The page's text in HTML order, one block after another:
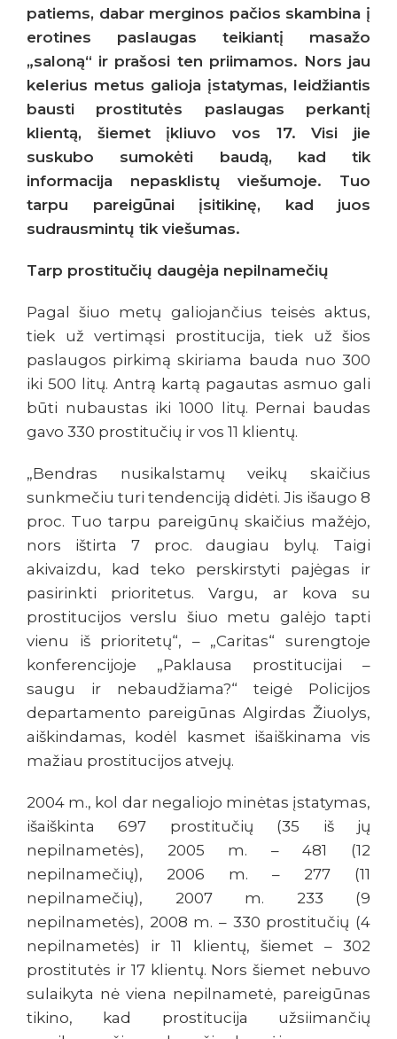
patiems, dabar merginos pačios skambina į
erotines paslaugas teikiantį masažo
„saloną“ ir prašosi ten priimamos. Nors jau
kelerius metus galioja įstatymas, leidžiantis
bausti prostitutės paslaugas perkantį
klientą, šiemet įkliuvo vos 17. Visi jie
suskubo sumokėti baudą, kad tik
informacija nepasklistų viešumoje. Tuo
tarpu pareigūnai įsitikinę, kad juos
sudrausmintų tik viešumas.
Tarp prostitučių daugėja nepilnamečių
Pagal šiuo metų galiojančius teisės aktus,
tiek už vertimąsi prostitucija, tiek už šios
paslaugos pirkimą skiriama bauda nuo 300
iki 500 litų. Antrą kartą pagautas asmuo gali
būti nubaustas iki 1000 litų. Pernai baudas
gavo 330 prostitučių ir vos 11 klientų.
„Bendras nusikalstamų veikų skaičius
sunkmečiu turi tendenciją didėti. Jis išaugo 8
proc. Tuo tarpu pareigūnų skaičius mažėjo,
nors ištirta 7 proc. daugiau bylų. Taigi
akivaizdu, kad teko perskirstyti pajėgas ir
pasirinkti prioritetus. Vargu, ar kova su
prostitucijos verslu šiuo metu galėjo tapti
vienu iš prioritetų“, – „Caritas“ surengtoje
konferencijoje „Paklausa prostitucijai –
saugu ir nebaudžiama?“ teigė Policijos
departamento pareigūnas Algirdas Žiuolys,
aiškindamas, kodėl kasmet išaiškinama vis
mažiau prostitucijos atvejų.
2004 m., kol dar negaliojo minėtas įstatymas,
išaiškinta 697 prostitučių (35 iš jų
nepilnametės), 2005 m. – 481 (12
nepilnamečių), 2006 m. – 277 (11
nepilnamečių), 2007 m. 233 (9
nepilnametės), 2008 m. – 330 prostitučių (4
nepilnametės) ir 11 klientų, šiemet – 302
prostitutės ir 17 klientų. Nors šiemet nebuvo
sulaikyta nė viena nepilnametė, pareigūnas
tikino, kad prostitucija užsiimančių